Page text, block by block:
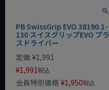
PB SwissGrip EVO 38190.1-
130 スイスグリップEVO プラ
スドライバー
定価 ¥1,991
¥1,991税込
会員特別価格 ¥1,950税込